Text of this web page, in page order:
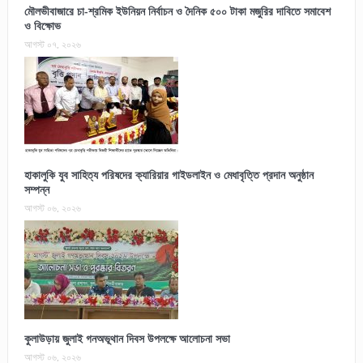
মৌলভীবাজারে চা-শ্রমিক ইউনিয়ন নির্বাচন ও দৈনিক ৫০০ টাকা মজুরির দাবিতে সমাবেশ
ও বিক্ষোভ
আগস্ট ০৭, ২০২৬
হাকালুকি যুব সাহিত্য পরিষদের ক্যারিয়ার গাইডলাইন ও মেধাবৃত্তি প্রদান অনুষ্ঠান
সম্পন্ন
আগস্ট ০৬, ২০২৬
কুলাউড়ায় জুলাই গনঅভূথান দিবস উপলক্ষে আলোচনা সভা
আগস্ট ০৬, ২০২৬